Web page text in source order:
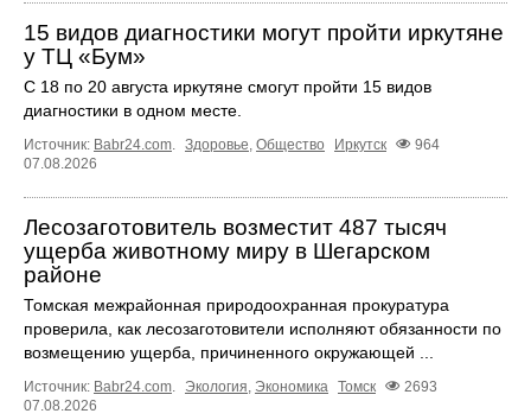
15 видов диагностики могут пройти иркутяне
у ТЦ «Бум»
С 18 по 20 августа иркутяне смогут пройти 15 видов
диагностики в одном месте.
Источник: Babr24.com. Здоровье, Общество Иркутск
964
07.08.2026
Лесозаготовитель возместит 487 тысяч
ущерба животному миру в Шегарском
районе
Томская межрайонная природоохранная прокуратура
проверила, как лесозаготовители исполняют обязанности по
возмещению ущерба, причиненного окружающей ...
Источник: Babr24.com. Экология, Экономика Томск
2693
07.08.2026